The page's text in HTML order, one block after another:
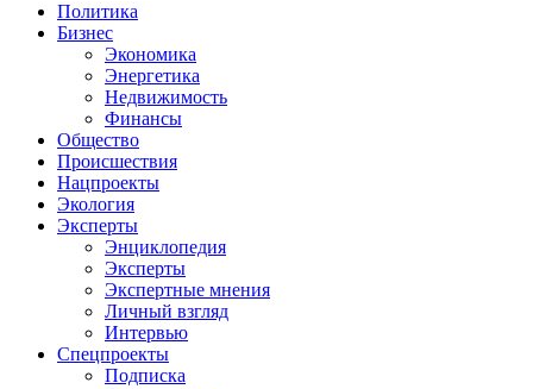
Политика
Бизнес
Экономика
Энергетика
Недвижимость
Финансы
Общество
Происшествия
Нацпроекты
Экология
Эксперты
Энциклопедия
Эксперты
Экспертные мнения
Личный взгляд
Интервью
Спецпроекты
Подписка